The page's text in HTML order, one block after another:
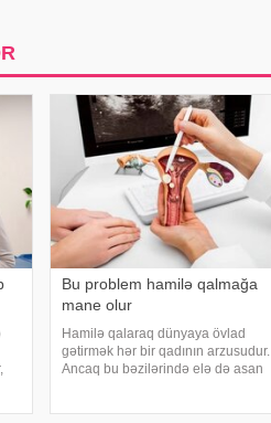
Bu problem hamilə qalmağa
mane olur
Hamilə qalaraq dünyaya övlad
gətirmək hər bir qadının arzusudur.
Ancaq bu bəzilərində elə də asan